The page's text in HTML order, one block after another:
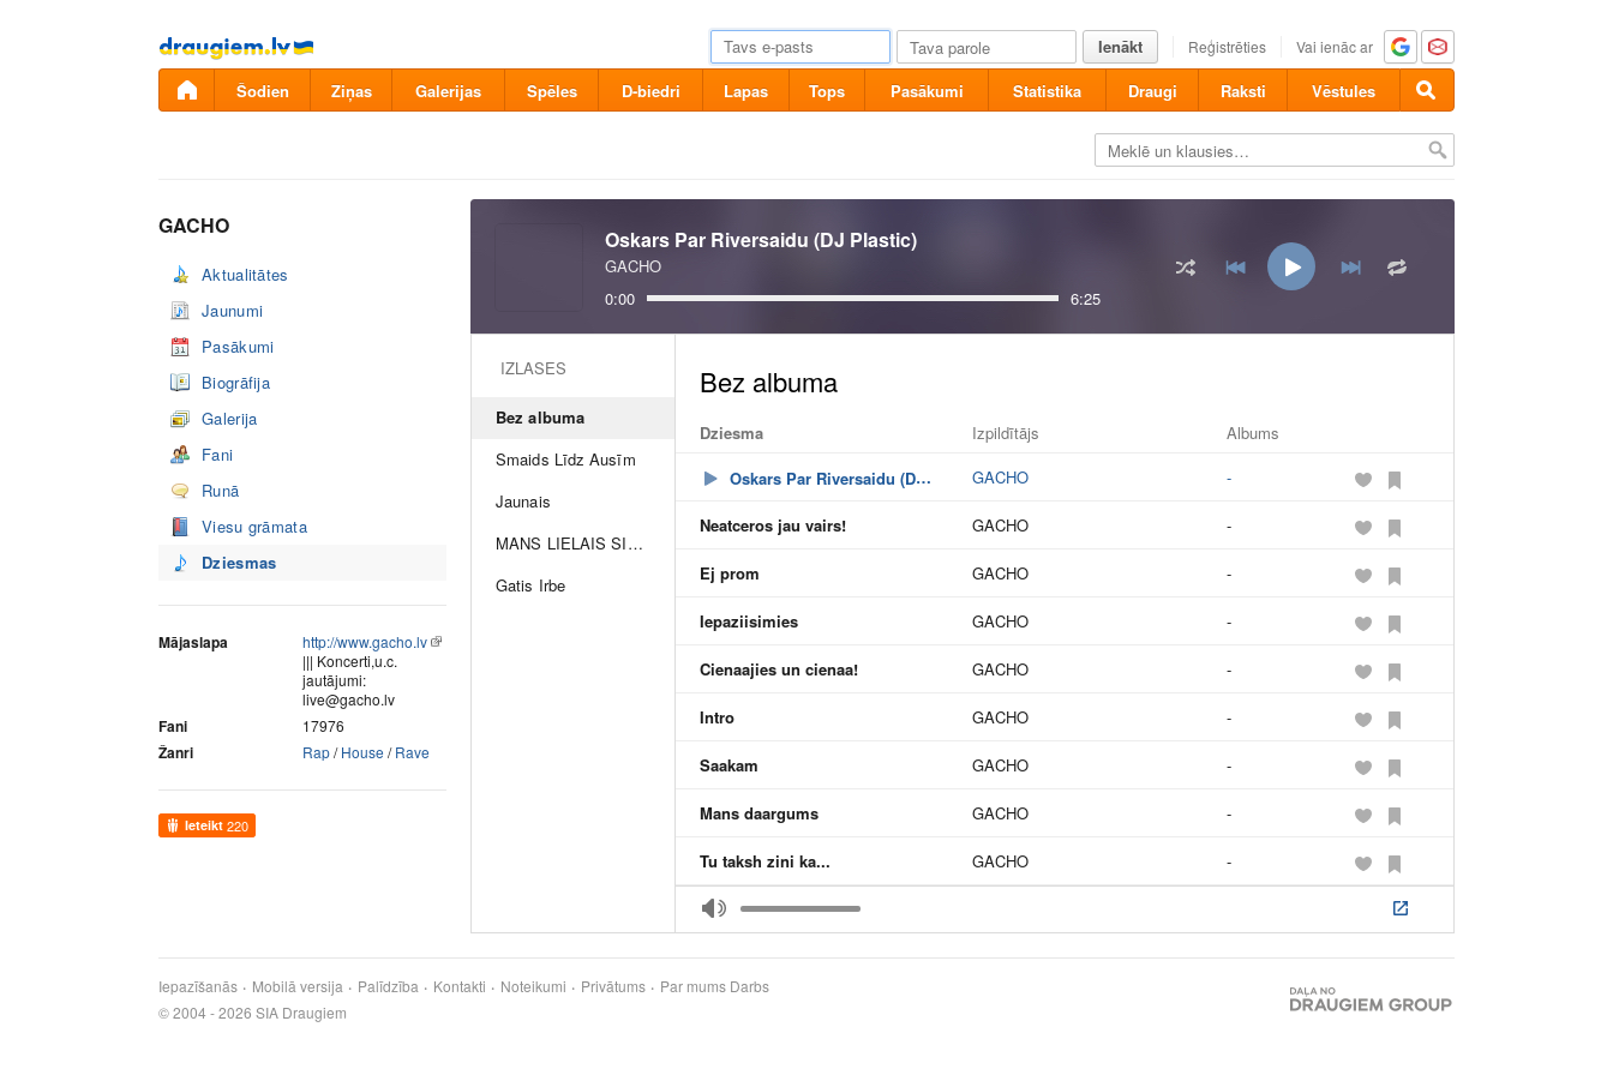
Pāriet
uz
saturu
Ienākt Reģistrēties Vai ienāc ar
Šodien Ziņas Galerijas Spēles D-biedri Lapas Tops Pasākumi Statistika Draugi Raksti Vēstules
GACHO
Aktualitātes
Jaunumi
Pasākumi
Biogrāfija
Galerija
Fani
Runā
Viesu grāmata
Dziesmas
Mājaslapa
http://www.gacho.lv
||| Koncerti,u.c.
jautājumi:
live@gacho.lv
Fani 17976
Žanri Rap/House /Rave
Ieteikt 220
Oskars Par Riversaidu (DJ Plastic)
GACHO
0:00
6:25
IZLASES
Bez albuma
Smaids Līdz Ausīm
Jaunais
MANS LIELAIS SINGLS - Remixed
Gatis Irbe
Dziesma Izpildītājs Albums
Oskars Par Riversaidu (DJ Plastic) GACHO -
Neatceros jau vairs! GACHO -
Ej prom GACHO -
Iepaziisimies GACHO -
Cienaajies un cienaa! GACHO -
Intro GACHO -
Saakam GACHO -
Mans daargums GACHO -
Tu taksh zini ka... GACHO -
Muusu
Kraaj mantu muuzhiibai GACHO -
Iepazīšanās Mobilā versija Palīdzība Kontakti Noteikumi Privātums Par mums Darbs
© 2004 - 2026 SIA Draugiem